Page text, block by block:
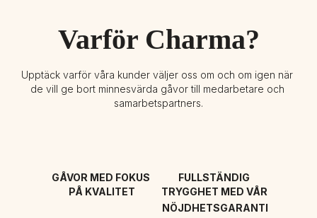
Varför Charma?
Upptäck varför våra kunder väljer oss om och om igen när
de vill ge bort minnesvärda gåvor till medarbetare och
samarbetspartners.
GÅVOR MED FOKUS
PÅ KVALITET
FULLSTÄNDIG
TRYGGHET MED VÅR
NÖJDHETSGARANTI